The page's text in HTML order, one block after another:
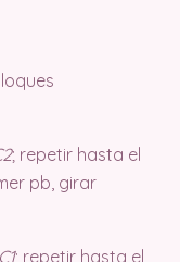
; repetir hasta el
pb, girar
; repetir hasta el